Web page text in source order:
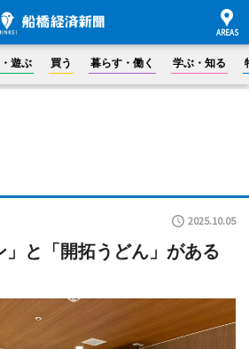
遊ぶ 買う 暮らす・働く 学ぶ・知る
2025.10.05
」と「開拓うどん」がある